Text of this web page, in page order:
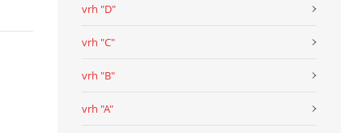
vrh "D"
vrh "C"
vrh "B"
vrh "A"